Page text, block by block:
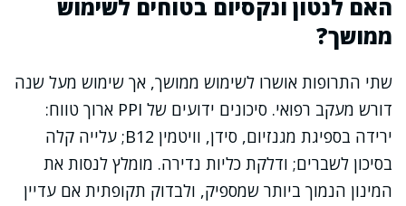
האם לנטון ונקסיום בטוחים לשימוש
ממושך?
שתי התרופות אושרו לשימוש ממושך, אך שימוש מעל שנה
דורש מעקב רפואי. סיכונים ידועים של PPI ארוך טווח:
ירידה בספיגת מגנזיום, סידן, וויטמין B12; עלייה קלה
בסיכון לשברים; ודלקת כליות נדירה. מומלץ לנסות את
המינון הנמוך ביותר שמספיק, ולבדוק תקופתית אם עדיין